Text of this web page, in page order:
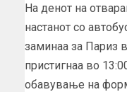
На денот на
настанот со
заминаа за Париз
пристигнаа во
обавување на